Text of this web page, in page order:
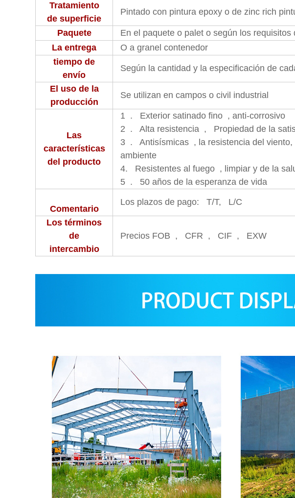
Tratamiento
de superficie
Pintado con pintura epoxy o de zinc rich
Paquete
En el paquete o palet o según los requisitos
La entrega
O a granel contenedor
tiempo de
envío
Según la cantidad y la especificación de
El uso de la
producción
Se utilizan en campos o civil industrial
Las
características
del producto
1 . Exterior satinado fino , anti-corrosivo
2 . Alta resistencia , Propiedad de la
3 . Antisísmicas , la resistencia del viento,
ambiente
4. Resistentes al fuego , limpiar y de la
5 . 50 años de la esperanza de vida
Comentario
Los plazos de pago: T/T, L/C
Los términos
de
intercambio
Precios FOB , CFR , CIF , EXW